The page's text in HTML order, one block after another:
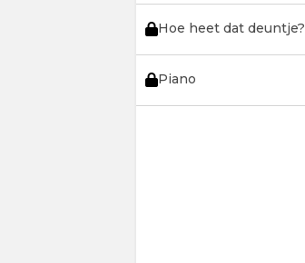
Hoe heet dat deuntje?
Piano